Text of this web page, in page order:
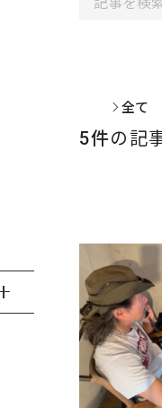
全て
5件の記